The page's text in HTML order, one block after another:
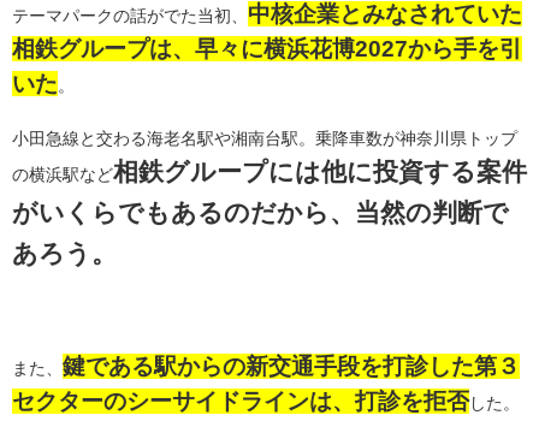
テーマパークの話がでた当初、 中核企業とみなされていた
相鉄グループは、早々に横浜花博2027から手を引
いた。
小田急線と交わる海老名駅や湘南台駅。乗降車数が神奈川県トップ
の横浜駅など相鉄グループには他に投資する案件
がいくらでもあるのだから、当然の判断で
あろう。
また、 鍵である駅からの新交通手段を打診した第３
セクターのシーサイドラインは、打診を拒否した。